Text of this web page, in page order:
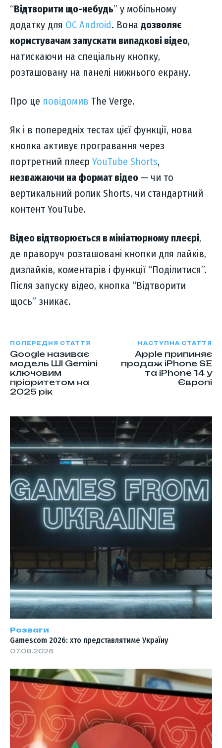
“Відтворити що-небудь” у мобільному
додатку для ОС Android. Вона дозволяє
користувачам запускати випадкові відео,
натискаючи на спеціальну кнопку,
розташовану на панелі нижнього екрану.
Про це повідомив The Verge.
Як і в попередніх тестах цієї функції, нова
кнопка активує програвання через
портретний плеєр YouTube Shorts,
незважаючи на формат відео — чи то
вертикальний ролик Shorts, чи стандартний
контент YouTube.
Відео відтворюється в мініатюрному плеєрі,
де праворуч розташовані кнопки для лайків,
дизлайків, коментарів і функції “Поділитися”.
Після запуску відео, кнопка “Відтворити
щось” зникає.
ПОПЕРЕДНЯ СТАТТЯ
Google називає
модель ШІ Gemini
ключовим
пріоритетом на
2025 рік
НАСТУПНА СТАТТЯ
Apple припиняє
продаж iPhone SE
та iPhone 14 у
Європі
Розваги
Gamescom 2026: хто представлятиме Україну
07.08.2026